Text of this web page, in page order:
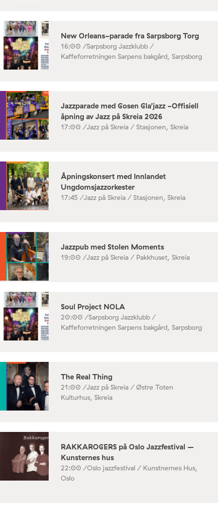
New Orleans-parade fra Sarpsborg Torg
16:00 /Sarpsborg Jazzklubb /
Kaffeforretningen Sarpens bakgård, Sarpsborg
Jazzparade med Gosen Gla’jazz -Offisiell
åpning av Jazz på Skreia 2026
17:00 /Jazz på Skreia / Stasjonen, Skreia
Åpningskonsert med Innlandet
Ungdomsjazzorkester
17:45 /Jazz på Skreia / Stasjonen, Skreia
Jazzpub med Stolen Moments
19:00 /Jazz på Skreia / Pakkhuset, Skreia
Soul Project NOLA
20:00 /Sarpsborg Jazzklubb /
Kaffeforretningen Sarpens bakgård, Sarpsborg
The Real Thing
21:00 /Jazz på Skreia / Østre Toten
Kulturhus, Skreia
RAKKAROGERS på Oslo Jazzfestival –
Kunsternes hus
22:00 /Oslo jazzfestival / Kunstnernes Hus,
Oslo